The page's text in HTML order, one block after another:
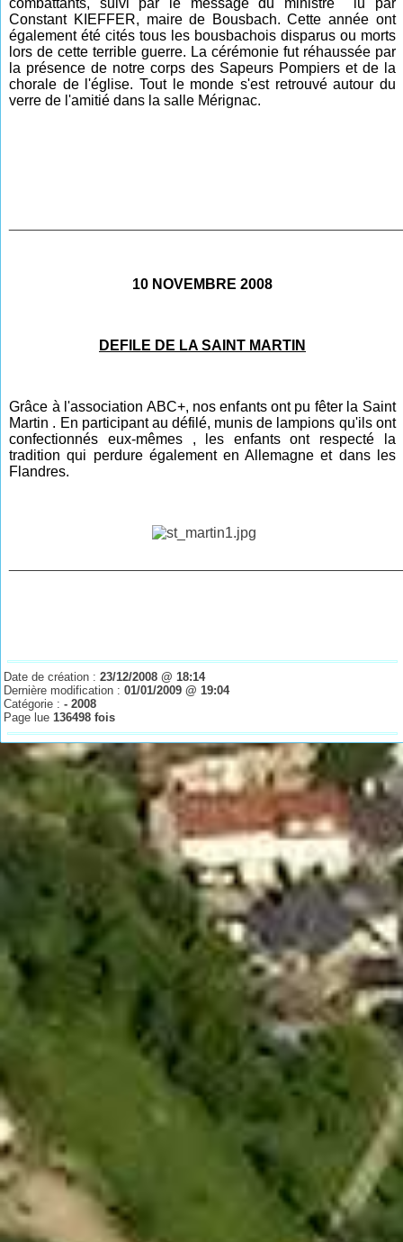
combattants, suivi par le message du ministre lu par
Constant KIEFFER, maire de Bousbach. Cette année ont
également été cités tous les bousbachois disparus ou morts
lors de cette terrible guerre. La cérémonie fut réhaussée par
la présence de notre corps des Sapeurs Pompiers et de la
chorale de l'église. Tout le monde s'est retrouvé autour du
verre de l'amitié dans la salle Mérignac.
10 NOVEMBRE 2008
DEFILE DE LA SAINT MARTIN
Grâce à l'association ABC+, nos enfants ont pu fêter la Saint
Martin . En participant au défilé, munis de lampions qu'ils ont
confectionnés eux-mêmes , les enfants ont respecté la
tradition qui perdure également en Allemagne et dans les
Flandres.
Date de création :23/12/2008 @ 18:14
Dernière modification :01/01/2009 @ 19:04
Catégorie :- 2008
Page lue136498 fois